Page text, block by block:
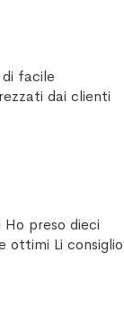
facile
dai clienti
preso dieci
ottimi Li consiglio